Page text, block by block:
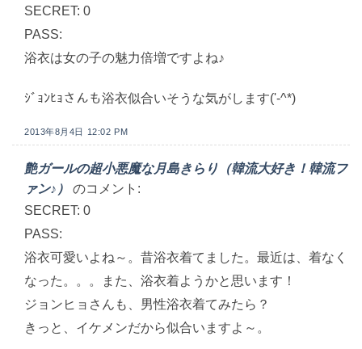
SECRET: 0
PASS:
浴衣は女の子の魅力倍増ですよね♪
ｼﾞｮﾝﾋｮさんも浴衣似合いそうな気がします('-^*)
2013年8月4日 12:02 PM
艶ガールの超小悪魔な月島きらり（韓流大好き！韓流フ
ァン♪）
のコメント:
SECRET: 0
PASS:
浴衣可愛いよね～。昔浴衣着てました。最近は、着なく
なった。。。また、浴衣着ようかと思います！
ジョンヒョさんも、男性浴衣着てみたら？
きっと、イケメンだから似合いますよ～。